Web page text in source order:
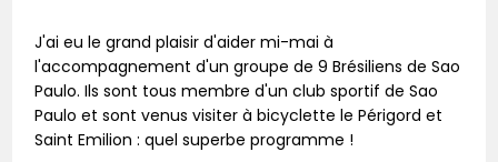
J'ai eu le grand plaisir d'aider mi-mai à
l'accompagnement d'un groupe de 9 Brésiliens de Sao
Paulo. Ils sont tous membre d'un club sportif de Sao
Paulo et sont venus visiter à bicyclette le Périgord et
Saint Emilion : quel superbe programme !